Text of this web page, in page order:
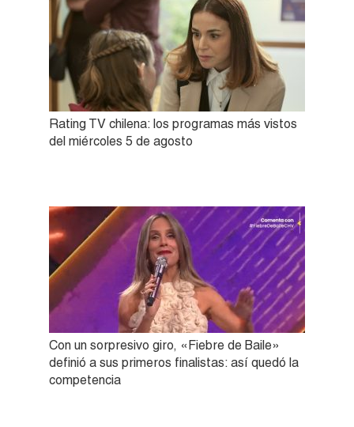
Rating TV chilena: los programas más vistos
del miércoles 5 de agosto
Con un sorpresivo giro, «Fiebre de Baile»
definió a sus primeros finalistas: así quedó la
competencia